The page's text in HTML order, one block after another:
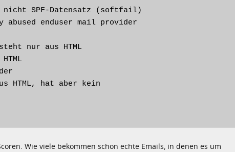
SPF-Datensatz (softfail)
abused enduser mail provider
nur aus HTML
HTML
HTML, hat aber kein
Wie viele bekommen schon echte Emails, in denen es um